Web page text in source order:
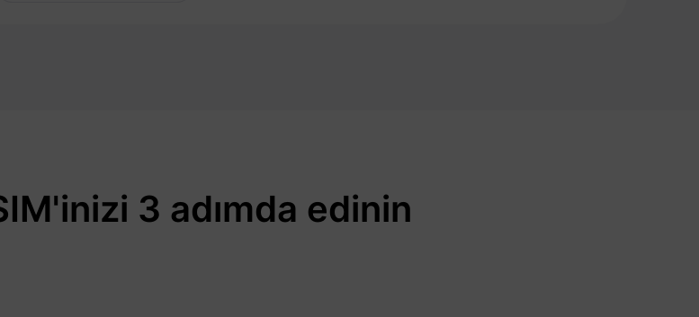
3 adımda edinin